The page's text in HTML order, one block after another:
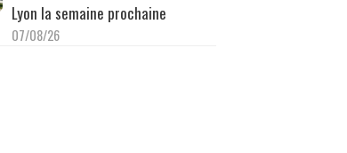
Lyon la semaine prochaine
07/08/26